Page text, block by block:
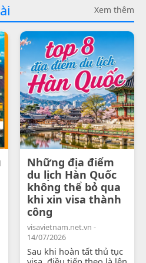
Xem thêm
Những địa điểm
du lịch Hàn Quốc
không thể bỏ qua
khi xin visa thành
công
visavietnam.net.vn -
14/07/2026
Sau khi hoàn tất thủ tục